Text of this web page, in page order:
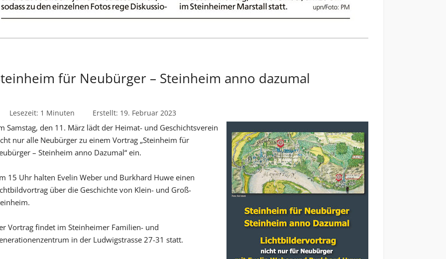
für Neubürger – Steinheim anno dazumal
Lesezeit: 1 Minuten Erstellt: 19. Februar 2023
Samstag, den 11. März lädt der Heimat- und Geschichtsverein
nur alle Neubürger zu einem Vortrag „Steinheim für
– Steinheim anno Dazumal“ ein.
15 Uhr halten Evelin Weber und Burkhard Huwe einen
über die Geschichte von Klein- und Groß-
Vortrag findet im Steinheimer Familien- und
in der Ludwigstrasse 27-31 statt.